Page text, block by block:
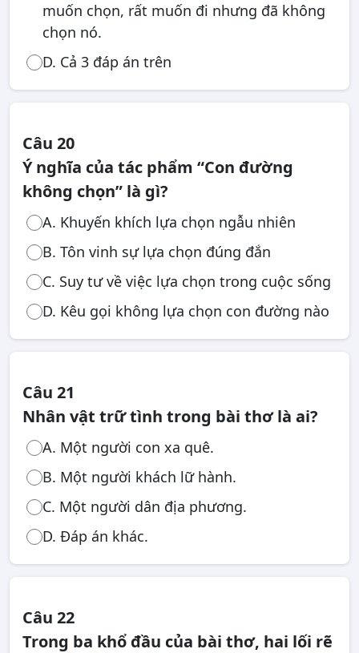
muốn chọn, rất muốn đi nhưng đã không
chọn nó.
D. Cả 3 đáp án trên
Câu 20
Ý nghĩa của tác phẩm “Con đường
không chọn” là gì?
A. Khuyến khích lựa chọn ngẫu nhiên
B. Tôn vinh sự lựa chọn đúng đắn
C. Suy tư về việc lựa chọn trong cuộc sống
D. Kêu gọi không lựa chọn con đường nào
Câu 21
Nhân vật trữ tình trong bài thơ là ai?
A. Một người con xa quê.
B. Một người khách lữ hành.
C. Một người dân địa phương.
D. Đáp án khác.
Câu 22
Trong ba khổ đầu của bài thơ, hai lối rẽ